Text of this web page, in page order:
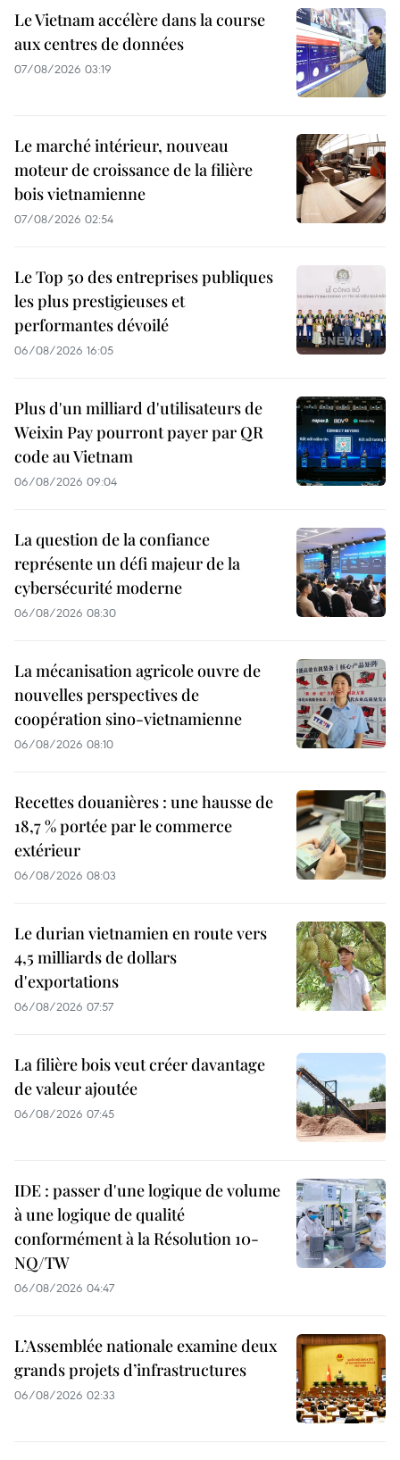
Le Vietnam accélère dans la course
aux centres de données
07/08/2026 03:19
Le marché intérieur, nouveau
moteur de croissance de la filière
bois vietnamienne
07/08/2026 02:54
Le Top 50 des entreprises publiques
les plus prestigieuses et
performantes dévoilé
06/08/2026 16:05
Plus d'un milliard d'utilisateurs de
Weixin Pay pourront payer par QR
code au Vietnam
06/08/2026 09:04
La question de la confiance
représente un défi majeur de la
cybersécurité moderne
06/08/2026 08:30
La mécanisation agricole ouvre de
nouvelles perspectives de
coopération sino-vietnamienne
06/08/2026 08:10
Recettes douanières : une hausse de
18,7 % portée par le commerce
extérieur
06/08/2026 08:03
Le durian vietnamien en route vers
4,5 milliards de dollars
d'exportations
06/08/2026 07:57
La filière bois veut créer davantage
de valeur ajoutée
06/08/2026 07:45
IDE : passer d'une logique de volume
à une logique de qualité
conformément à la Résolution 10-
NQ/TW
06/08/2026 04:47
L’Assemblée nationale examine deux
grands projets d’infrastructures
06/08/2026 02:33